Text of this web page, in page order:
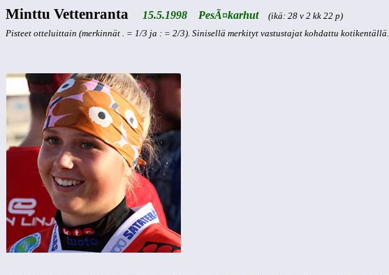
Minttu Vettenranta 15.5.1998 PesÃ¤karhut
(ikä: 28 v 2 kk 22 p)
Pisteet otteluittain (merkinnät . = 1/3 ja : = 2/3). Sinisellä merkityt vastustajat kohdattu kotikentällä.